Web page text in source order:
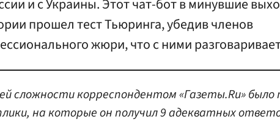
и с Украины. Этот чат-бот в минувшие
прошел тест Тьюринга, убедив членов
жюри, что с ними
сложности корреспондентом «Газеты.Ru» было
на которые он получил 9 адекватных